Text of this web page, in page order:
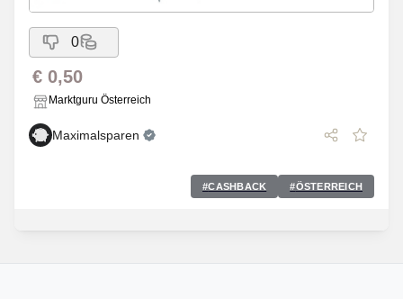
0
€ 0,50
Marktguru Österreich
Maximalsparen
#CASHBACK #ÖSTERREICH